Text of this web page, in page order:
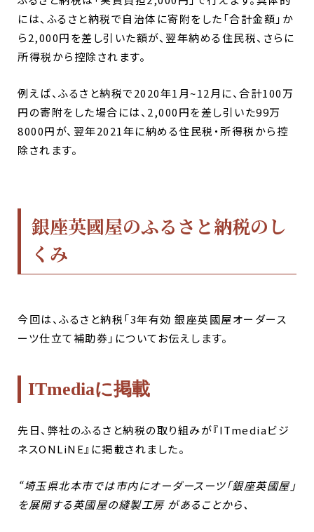
には、ふるさと納税で自治体に寄附をした「合計金額」か
ら2,000円を差し引いた額が、翌年納める住民税、さらに
所得税から控除されます。
例えば、ふるさと納税で2020年1月~12月に、合計100万
円の寄附をした場合には、2,000円を差し引いた99万
8000円が、翌年2021年に納める住民税・所得税から控
除されます。
銀座英國屋のふるさと納税のし
くみ
今回は、ふるさと納税「3年有効 銀座英國屋オーダース
ーツ仕立て補助券」についてお伝えします。
ITmediaに掲載
先日、弊社のふるさと納税の取り組みが『ITmediaビジ
ネスONLiNE』に掲載されました。
“埼玉県北本市では市内にオーダースーツ「銀座英國屋」
を展開する英國屋の縫製工房 があることから、